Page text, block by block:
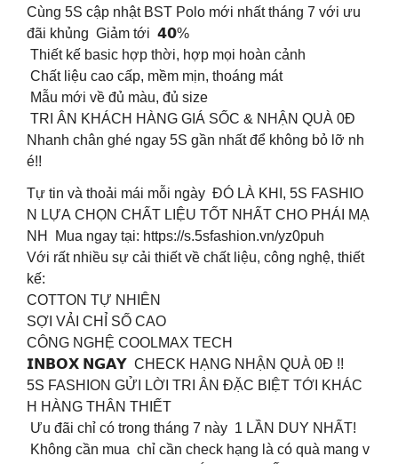
Cùng 5S cập nhật BST Polo mới nhất tháng 7 với ưu
đãi khủng Giảm tới 𝟰𝟬%
Thiết kế basic hợp thời, hợp mọi hoàn cảnh
Chất liệu cao cấp, mềm mịn, thoáng mát
Mẫu mới về đủ màu, đủ size
TRI ÂN KHÁCH HÀNG GIÁ SỐC & NHẬN QUÀ 0Đ
Nhanh chân ghé ngay 5S gần nhất để không bỏ lỡ nh
é!!
Tự tin và thoải mái mỗi ngày ĐÓ LÀ KHI, 5S FASHIO
N LỰA CHỌN CHẤT LIỆU TỐT NHẤT CHO PHÁI MẠ
NH Mua ngay tại: https://s.5sfashion.vn/yz0puh
Với rất nhiều sự cải thiết về chất liệu, công nghệ, thiết
kế:
COTTON TỰ NHIÊN
SỢI VẢI CHỈ SỐ CAO
CÔNG NGHỆ COOLMAX TECH
𝗜𝗡𝗕𝗢𝗫 𝗡𝗚𝗔𝗬 CHECK HẠNG NHẬN QUÀ 0Đ !!
5S FASHION GỬI LỜI TRI ÂN ĐẶC BIỆT TỚI KHÁC
H HÀNG THÂN THIẾT
Ưu đãi chỉ có trong tháng 7 này 1 LẦN DUY NHẤT!
Không cần mua chỉ cần check hạng là có quà mang v